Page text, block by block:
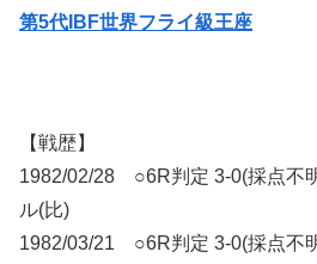
第5代IBF世界フライ級王座
【戦歴】
1982/02/28 ○6R判定 3-0(採点不
ル(比)
1982/03/21 ○6R判定 3-0(採点不